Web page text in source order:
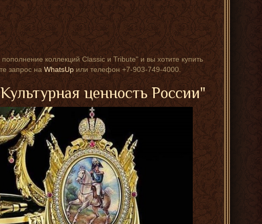
коллекций Classic и Tribute" и вы хотите купить
запрос наWhatsUpили телефон +7-903-749-4000.
ценность России"